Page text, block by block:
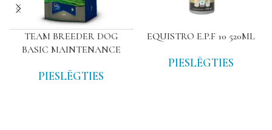
TEAM BREEDER DOG
BASIC MAINTENANCE
PIESLĒGTIES
EQUISTRO E.P.F 10 520ML
PIESLĒGTIES